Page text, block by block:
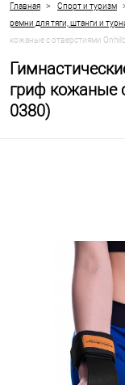
Главная > Спорт и туризм
ремни для тяги, штанги и
кожаные с отверстиями
гриф кожаные
0380)